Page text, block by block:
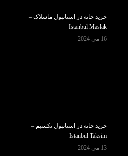
خرید خانه در استانبول ماسلاک –
Istanbul Maslak
16 می 2024
خرید خانه در استانبول تکسیم –
Istanbul Taksim
13 می 2024